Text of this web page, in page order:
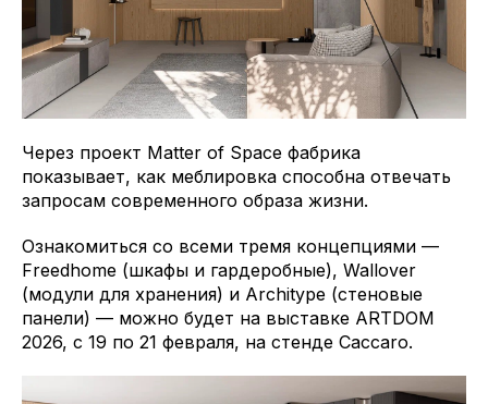
Через проект Matter of Space фабрика
показывает, как меблировка способна отвечать
запросам современного образа жизни.
Ознакомиться со всеми тремя концепциями —
Freedhome (шкафы и гардеробные), Wallover
(модули для хранения) и Architype (стеновые
панели) — можно будет на выставке ARTDOM
2026, с 19 по 21 февраля, на стенде Caccaro.